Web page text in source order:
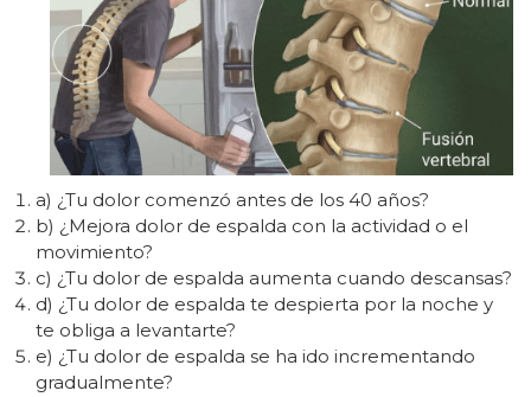
a) ¿Tu dolor comenzó antes de los 40 años?
b) ¿Mejora dolor de espalda con la actividad o el
movimiento?
c) ¿Tu dolor de espalda aumenta cuando descansas?
d) ¿Tu dolor de espalda te despierta por la noche y
te obliga a levantarte?
e) ¿Tu dolor de espalda se ha ido incrementando
gradualmente?